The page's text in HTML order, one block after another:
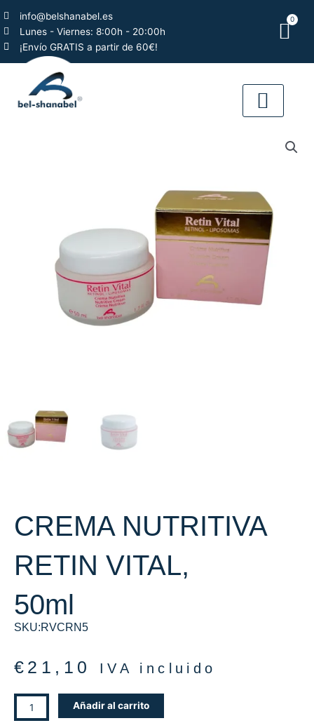
al
contenido
info@belshanabel.es
Lunes - Viernes: 8:00h - 20:00h
¡Envío GRATIS a partir de 60€!
0
CREMA NUTRITIVA
RETIN VITAL,
50ml
SKU:RVCRN5
€ 21,10 IVA incluido
NUTRITIVA
Añadir al carrito